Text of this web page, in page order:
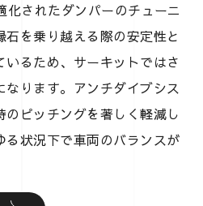
化されたダンパーのチューニ
を乗り越える際の安定性と
るため、サーキットではさ
なります。アンチダイブシス
ピッチングを著しく軽減し
る状況下で車両のバランスが